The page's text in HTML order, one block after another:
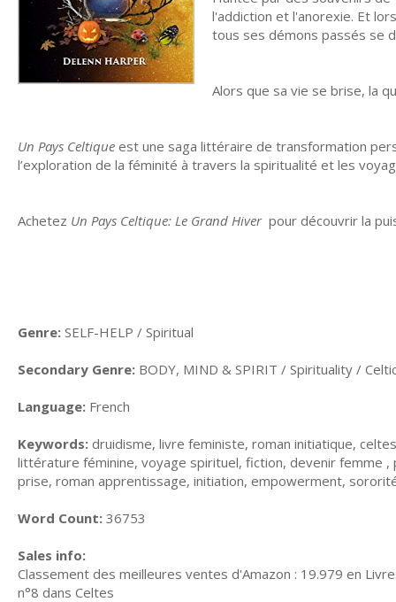
l'addiction et l'anorexie. Et
tous ses démons passés se
Alors que sa vie se brise, la
Un Pays Celtique est une saga littéraire de transformation
l’exploration de la féminité à travers la spiritualité et les
Achetez Un Pays Celtique: Le Grand Hiverpour découvrir la
Genre: SELF-HELP / Spiritual
Secondary Genre: BODY, MIND & SPIRIT / Spirituality /
Language: French
Keywords: druidisme, livre feministe, roman initiatique,
littérature féminine, voyage spirituel, fiction, devenir femme
prise, roman apprentissage, initiation, empowerment,
Word Count: 36753
Sales info:
Classement des meilleures ventes d'Amazon : 19.979 en
n°8 dans Celtes